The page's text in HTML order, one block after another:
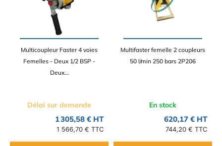
Multicoupleur Faster 4 voies
Femelles - Deux 1/2 BSP -
Deux...
Délai sur demande
1 305,58 € HT
1 566,70 € TTC
Multifaster femelle 2 coupleurs
50 l/min 250 bars 2P206
En stock
620,17 € HT
744,20 € TTC